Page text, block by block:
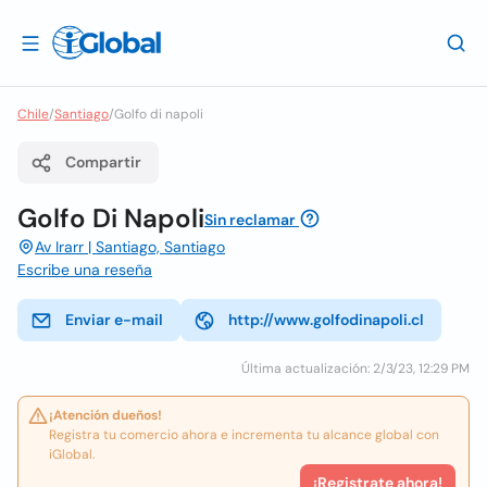
Chile/Santiago/Golfo di napoli
Compartir
Golfo Di NapoliSin reclamar
Av Irarr | Santiago, Santiago
Escribe una reseña
Enviar e-mail http://www.golfodinapoli.cl
Última actualización: 2/3/23, 12:29 PM
¡Atención dueños!
Registra tu comercio ahora e incrementa tu alcance global con
iGlobal.
¡Registrate ahora!